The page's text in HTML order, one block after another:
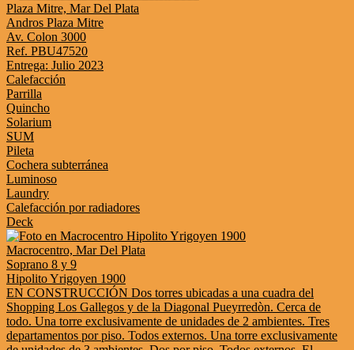
Plaza Mitre, Mar Del Plata
Andros Plaza Mitre
Av. Colon 3000
Ref. PBU47520
Entrega: Julio 2023
Calefacción
Parrilla
Quincho
Solarium
SUM
Pileta
Cochera subterránea
Luminoso
Laundry
Calefacción por radiadores
Deck
Macrocentro, Mar Del Plata
Soprano 8 y 9
Hipolito Yrigoyen 1900
EN CONSTRUCCIÓN Dos torres ubicadas a una cuadra del
Shopping Los Gallegos y de la Diagonal Pueyrredòn. Cerca de
todo. Una torre exclusivamente de unidades de 2 ambientes. Tres
departamentos por piso. Todos externos. Una torre exclusivamente